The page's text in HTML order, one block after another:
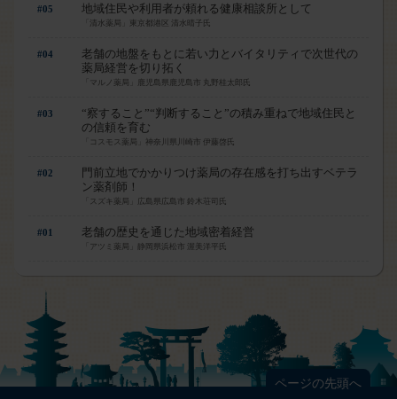
#05 地域住民や利用者が頼れる健康相談所として
「清水薬局」東京都港区 清水晴子氏
#04
老舗の地盤をもとに若い力とバイタリティで次世代の
薬局経営を切り拓く
「マルノ薬局」鹿児島県鹿児島市 丸野桂太郎氏
#03
“察すること”“判断すること”の積み重ねで地域住民と
の信頼を育む
「コスモス薬局」神奈川県川崎市 伊藤啓氏
#02
門前立地でかかりつけ薬局の存在感を打ち出すベテラ
ン薬剤師！
「スズキ薬局」広島県広島市 鈴木荘司氏
#01 老舗の歴史を通じた地域密着経営
「アツミ薬局」静岡県浜松市 渥美洋平氏
ページの先頭へ